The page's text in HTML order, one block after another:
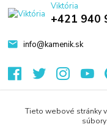
Viktória
+421 940
info@kamenik.sk
Tieto webové stránky